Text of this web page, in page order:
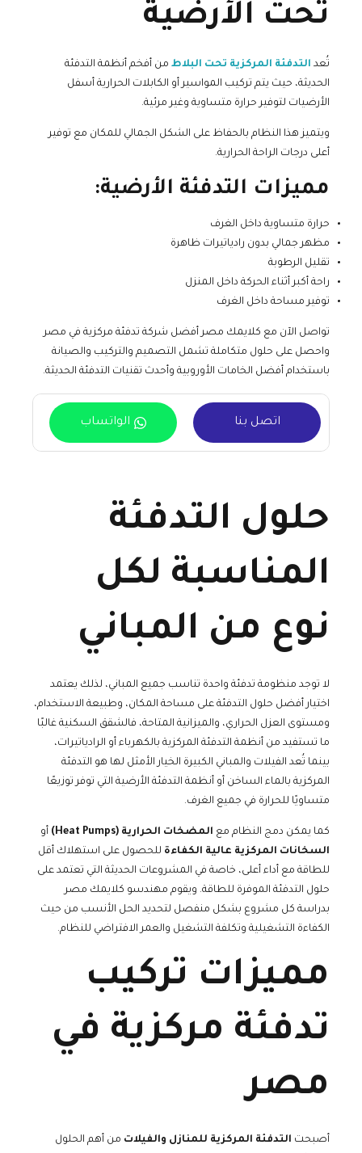
تحت الأرضية
تُعد التدفئة المركزية تحت البلاط من أفخم أنظمة التدفئة
الحديثة، حيث يتم تركيب المواسير أو الكابلات الحرارية أسفل
الأرضيات لتوفير حرارة متساوية وغير مرئية.
ويتميز هذا النظام بالحفاظ على الشكل الجمالي للمكان مع توفير
أعلى درجات الراحة الحرارية.
مميزات التدفئة الأرضية:
حرارة متساوية داخل الغرف
مظهر جمالي بدون رادياتيرات ظاهرة
تقليل الرطوبة
راحة أكبر أثناء الحركة داخل المنزل
توفير مساحة داخل الغرف
تواصل الآن مع كلايمك مصر أفضل شركة تدفئة مركزية في مصر
واحصل على حلول متكاملة تشمل التصميم والتركيب والصيانة
باستخدام أفضل الخامات الأوروبية وأحدث تقنيات التدفئة الحديثة.
اتصل بنا الواتساب
حلول التدفئة
المناسبة لكل
نوع من المباني
لا توجد منظومة تدفئة واحدة تناسب جميع المباني، لذلك يعتمد
اختيار أفضل حلول التدفئة على مساحة المكان، وطبيعة الاستخدام،
ومستوى العزل الحراري، والميزانية المتاحة، فالشقق السكنية غالبًا
ما تستفيد من أنظمة التدفئة المركزية بالكهرباء أو الرادياتيرات،
بينما تُعد الفيلات والمباني الكبيرة الخيار الأمثل لها هو التدفئة
المركزية بالماء الساخن أو أنظمة التدفئة الأرضية التي توفر توزيعًا
متساويًا للحرارة في جميع الغرف.
كما يمكن دمج النظام مع المضخات الحرارية (Heat Pumps)
أو
السخانات المركزية عالية الكفاءة للحصول على استهلاك أقل
للطاقة مع أداء أعلى، خاصة في المشروعات الحديثة التي تعتمد على
حلول التدفئة الموفرة للطاقة. ويقوم مهندسو كلايمك مصر
بدراسة كل مشروع بشكل منفصل لتحديد الحل الأنسب من حيث
الكفاءة التشغيلية وتكلفة التشغيل والعمر الافتراضي للنظام.
مميزات تركيب
تدفئة مركزية في
مصر
أصبحت التدفئة المركزية للمنازل والفيلات من أهم الحلول